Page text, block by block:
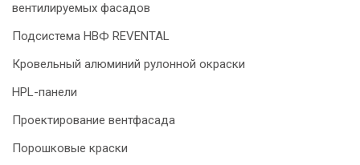
вентилируемых фасадов
Подсистема НВФ REVENTAL
Кровельный алюминий рулонной окраски
HPL-панели
Проектирование вентфасада
Порошковые краски